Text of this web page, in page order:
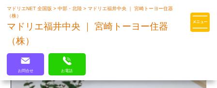
マドリエはLIXILの厳しい基準を
マドリエNET 全国版>中部・北陸>マドリエ福井中央 ｜ 宮崎トーヨー住器
（株）
マドリエ福井中央 ｜ 宮崎トーヨー住器
（株）
お問合せ お電話